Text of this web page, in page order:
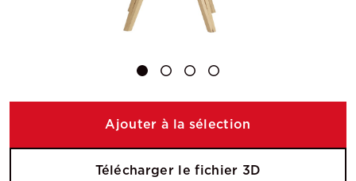
Ajouter à la sélection
Télécharger le fichier 3D